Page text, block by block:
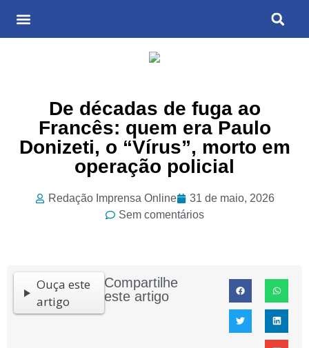
De décadas de fuga ao
Francês: quem era Paulo
Donizeti, o “Vírus”, morto em
operação policial
Redação Imprensa Online
31 de maio, 2026
Sem comentários
Ouça este
artigo
Compartilhe
este artigo